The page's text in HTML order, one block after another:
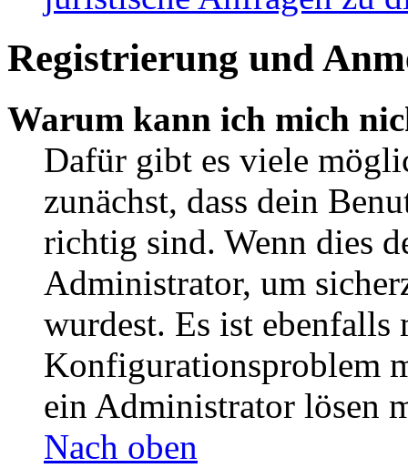
Registrierung und
Warum kann ich mich
Dafür gibt es viele
zunächst, dass dein
richtig sind. Wenn dies
Administrator, um
wurdest. Es ist ebenfalls
Konfigurationsproblem
ein Administrator lösen
Nach oben